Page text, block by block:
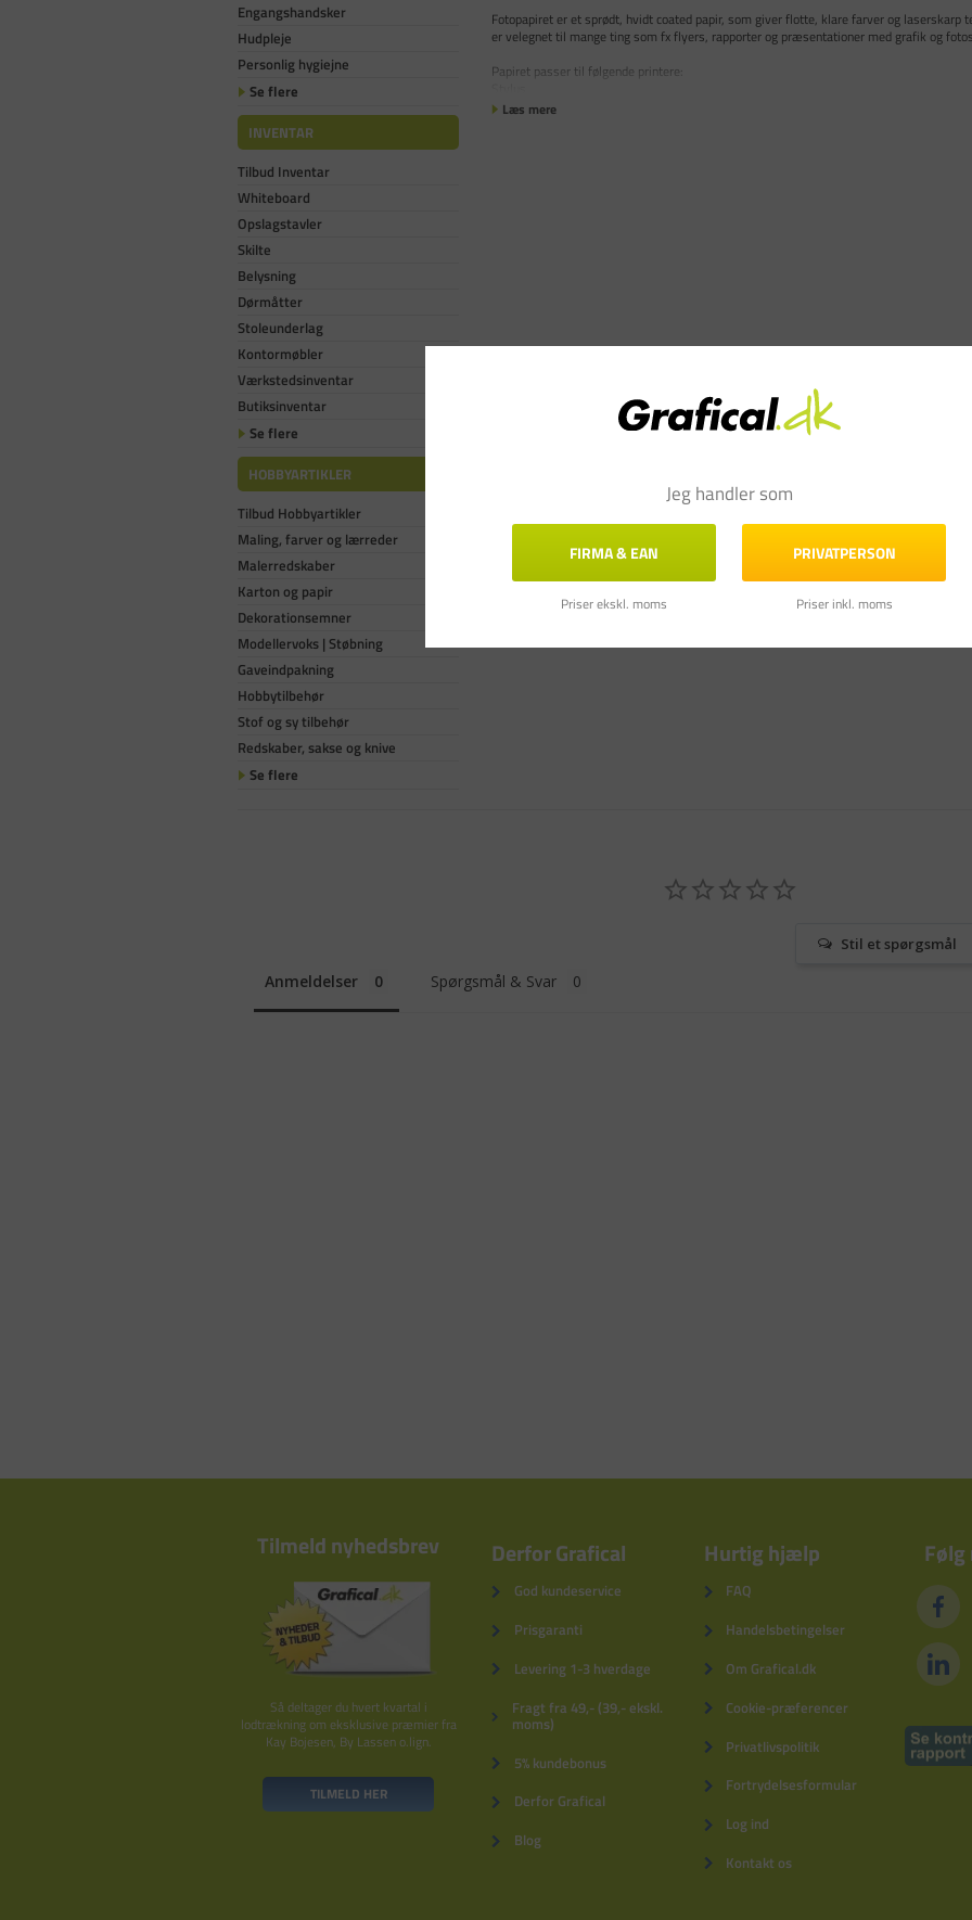
Engangshandsker
Hudpleje
Personlig hygiejne
Se flere
INVENTAR
Tilbud Inventar
Whiteboard
Opslagstavler
Skilte
Belysning
Dørmåtter
Stoleunderlag
Kontormøbler
Værkstedsinventar
Butiksinventar
Se flere
HOBBYARTIKLER
Tilbud Hobbyartikler
Maling, farver og lærreder
Malerredskaber
Karton og papir
Dekorationsemner
Modellervoks | Støbning
Gaveindpakning
Hobbytilbehør
Stof og sy tilbehør
Redskaber, sakse og knive
Se flere
Fotopapiret er et sprødt, hvidt coated papir, som giver flotte, klare farver og
er velegnet til mange ting som fx flyers, rapporter og præsentationer med grafik og
Papiret passer til følgende printere:
Læs mere
Stil et spørgsmål
Anmeldelser Spørgsmål & Svar
Tilmeld nyhedsbrev
Så deltager du hvert kvartal i
lodtrækning om eksklusive præmier fra
Kay Bojesen, By Lassen o.lign.
TILMELD HER
Derfor Grafical
God kundeservice
Prisgaranti
Levering 1-3 hverdage
Fragt fra 49,- (39,- ekskl.
moms)
5% kundebonus
Derfor Grafical
Blog
Hurtig hjælp
FAQ
Handelsbetingelser
Om Grafical.dk
Cookie-præferencer
Privatlivspolitik
Fortrydelsesformular
Log ind
Kontakt os
Følg
Jeg handler som
FIRMA & EAN
Priser ekskl. moms
PRIVATPERSON
Priser inkl. moms